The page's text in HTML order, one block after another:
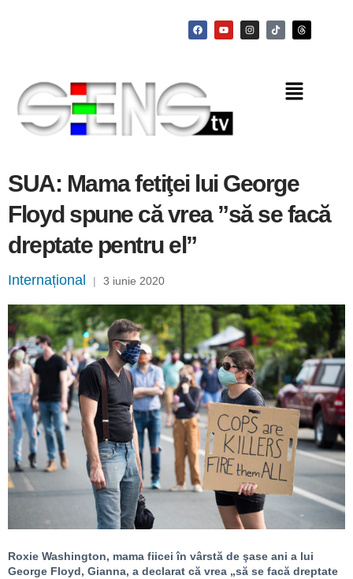
SUA: Mama fetiţei lui George
Floyd spune că vrea ”să se facă
dreptate pentru el”
Internațional | 3 iunie 2020
Roxie Washington, mama fiicei în vârstă de şase ani a lui
George Floyd, Gianna, a declarat că vrea „să se facă dreptate